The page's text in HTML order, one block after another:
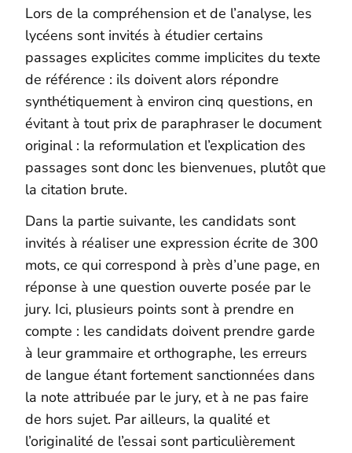
Lors de la compréhension et de l’analyse, les
lycéens sont invités à étudier certains
passages explicites comme implicites du texte
de référence : ils doivent alors répondre
synthétiquement à environ cinq questions, en
évitant à tout prix de paraphraser le document
original : la reformulation et l’explication des
passages sont donc les bienvenues, plutôt que
la citation brute.
Dans la partie suivante, les candidats sont
invités à réaliser une expression écrite de 300
mots, ce qui correspond à près d’une page, en
réponse à une question ouverte posée par le
jury. Ici, plusieurs points sont à prendre en
compte : les candidats doivent prendre garde
à leur grammaire et orthographe, les erreurs
de langue étant fortement sanctionnées dans
la note attribuée par le jury, et à ne pas faire
de hors sujet. Par ailleurs, la qualité et
l’originalité de l’essai sont particulièrement